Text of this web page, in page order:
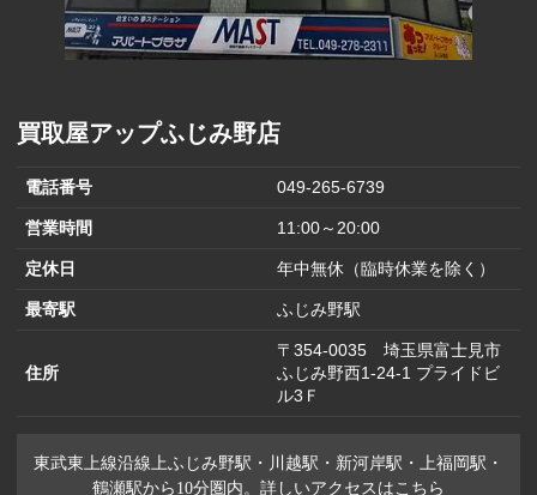
はるやまホー
ルディングス
1,500円
買取屋アップふじみ野店
電話番号 049-265-6739
営業時間 11:00～20:00
定休日 年中無休（臨時休業を除く）
最寄駅 ふじみ野駅
住所
〒354-0035 埼玉県富士見市
ふじみ野西1-24-1 プライドビ
ル3Ｆ
東武東上線沿線上ふじみ野駅・川越駅・新河岸駅・上福岡駅・
鶴瀬駅から10分圏内。詳しいアクセスはこちら